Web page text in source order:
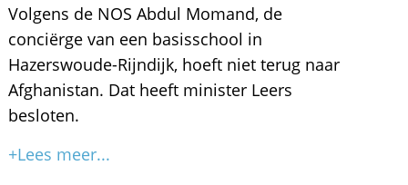
Volgens de NOS Abdul Momand, de
conciërge van een basisschool in
Hazerswoude-Rijndijk, hoeft niet terug naar
Afghanistan. Dat heeft minister Leers
besloten.
+Lees meer...